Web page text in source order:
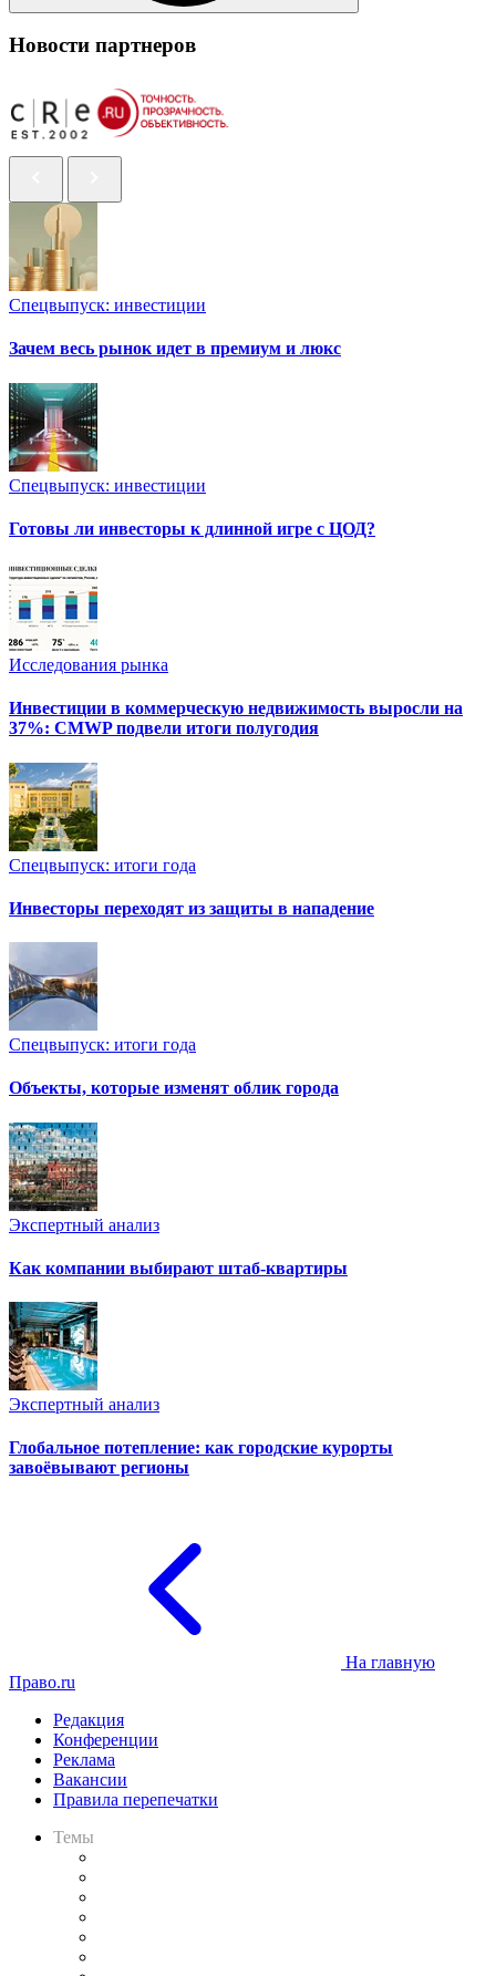
Новости партнеров
Спецвыпуск: инвестиции
Зачем весь рынок идет в премиум и люкс
Спецвыпуск: инвестиции
Готовы ли инвесторы к длинной игре с ЦОД?
Исследования рынка
Инвестиции в коммерческую недвижимость выросли на
37%: CMWP подвели итоги полугодия
Спецвыпуск: итоги года
Инвесторы переходят из защиты в нападение
Спецвыпуск: итоги года
Объекты, которые изменят облик города
Экспертный анализ
Как компании выбирают штаб-квартиры
Экспертный анализ
Глобальное потепление: как городские курорты
завоёвывают регионы
На главную
Право.ru
Редакция
Конференции
Реклама
Вакансии
Правила перепечатки
Темы